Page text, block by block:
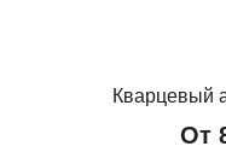
Кварцевый
От